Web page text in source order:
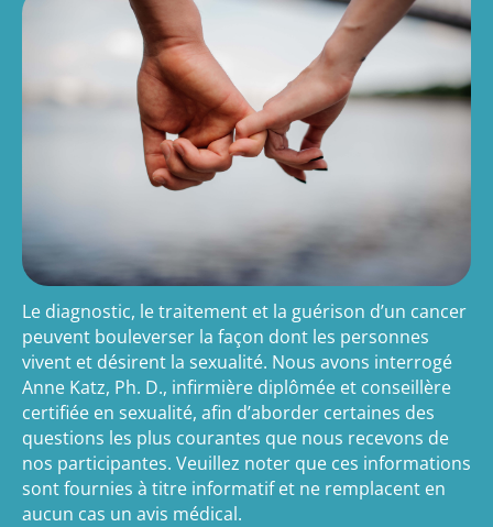
Le diagnostic, le traitement et la guérison d’un cancer
peuvent bouleverser la façon dont les personnes
vivent et désirent la sexualité. Nous avons interrogé
Anne Katz, Ph. D., infirmière diplômée et conseillère
certifiée en sexualité, afin d’aborder certaines des
questions les plus courantes que nous recevons de
nos participantes. Veuillez noter que ces informations
sont fournies à titre informatif et ne remplacent en
aucun cas un avis médical.